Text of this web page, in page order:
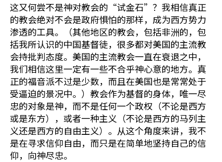
这又何尝不是神对教会的“试金石”？我相信真正
的教会绝对不会是政府惧怕的那样，成为西方势力
渗透的工具。（其他地区的教会，包括非洲的，包
括我所认识的中国基督徒，很多都对美国的主流教
会持批判态度。美国的主流教会一直在衰退之中，
我们相信这里一定有一些不合乎神心意的地方。真
正的福音派不过是少数，而且在美国也是常常处于
受逼迫的景况中。）教会作为基督的身体，唯一尽
忠的对象是神，而不是任何一个政权（不论是西方
或是东方），或者一种主义（不论是西方的马列主
义还是西方的自由主义）。从这个角度来讲，我不
是在寻求信仰自由，而只是在简单地坚持自己的信
仰，向神尽忠。